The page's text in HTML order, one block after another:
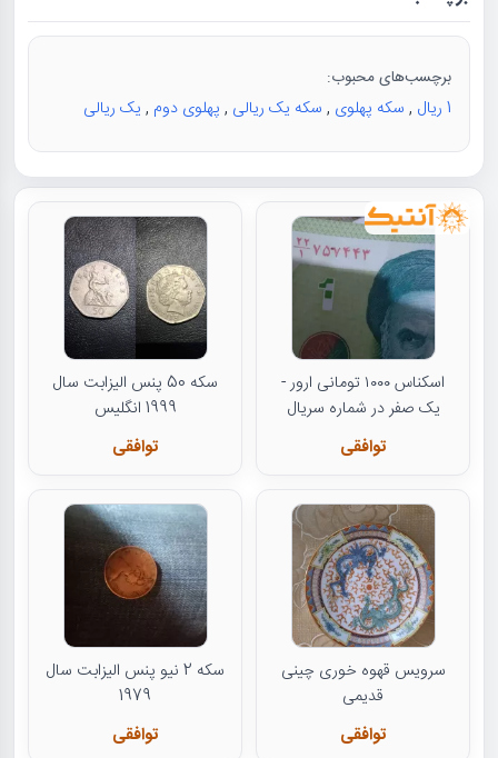
برچسب‌های محبوب:
1 ریال , سکه پهلوی , سکه یک ریالی , پهلوی دوم , یک ریالی
اسکناس ۱۰۰۰ تومانی ارور -
یک صفر در شماره سریال
توافقی
سکه 50 پنس الیزابت سال
1999 انگلیس
توافقی
سرویس قهوه خوری چینی
قدیمی
توافقی
سکه 2 نیو پنس الیزابت سال
1979
توافقی